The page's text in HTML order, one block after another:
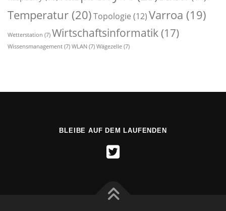
Temperatur (20)Topologie (12)Varroa (19)
Wetterstation (7) Wirtschaftsinformatik (17)
Wissensmanagement (7) WLAN (7) Wägezelle (7)
BLEIBE AUF DEM LAUFENDEN